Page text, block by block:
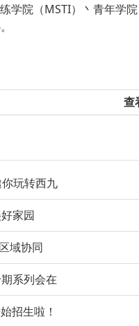
学院（MSTI）丶青年学
查
玩转西九
家园
域协同
系列会在
招生啦！